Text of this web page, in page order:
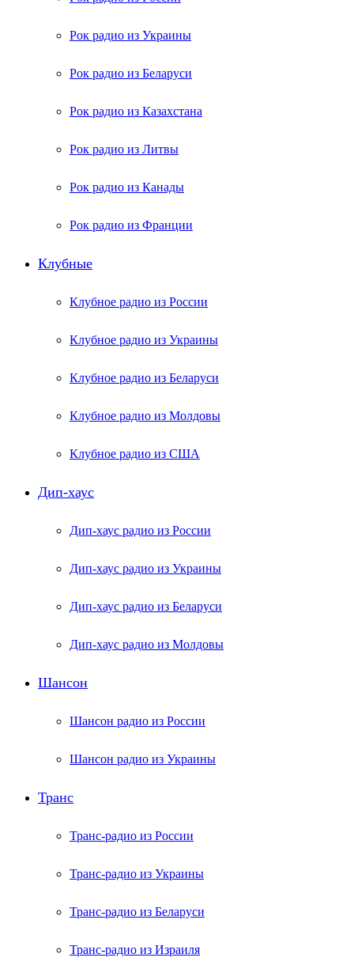
Рок радио из Украины
Рок радио из Беларуси
Рок радио из Казахстана
Рок радио из Литвы
Рок радио из Канады
Рок радио из Франции
Клубные
Клубное радио из России
Клубное радио из Украины
Клубное радио из Беларуси
Клубное радио из Молдовы
Клубное радио из США
Дип-хаус
Дип-хаус радио из России
Дип-хаус радио из Украины
Дип-хаус радио из Беларуси
Дип-хаус радио из Молдовы
Шансон
Шансон радио из России
Шансон радио из Украины
Транс
Транс-радио из России
Транс-радио из Украины
Транс-радио из Беларуси
Транс-радио из Израиля